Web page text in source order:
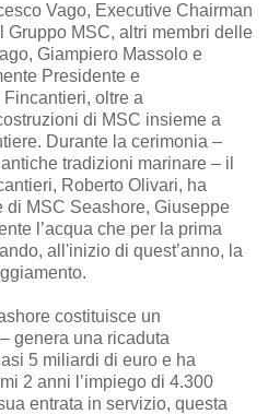
Vago, Executive Chairman
MSC, altri membri delle
Giampiero Massolo e
Presidente e
oltre a
di MSC insieme a
Durante la cerimonia –
tradizioni marinare – il
Roberto Olivari, ha
MSC Seashore, Giuseppe
l’acqua che per la prima
all'inizio di quest’anno, la
costituisce un
genera una ricaduta
5 miliardi di euro e ha
2 anni l’impiego di 4.300
entrata in servizio, questa